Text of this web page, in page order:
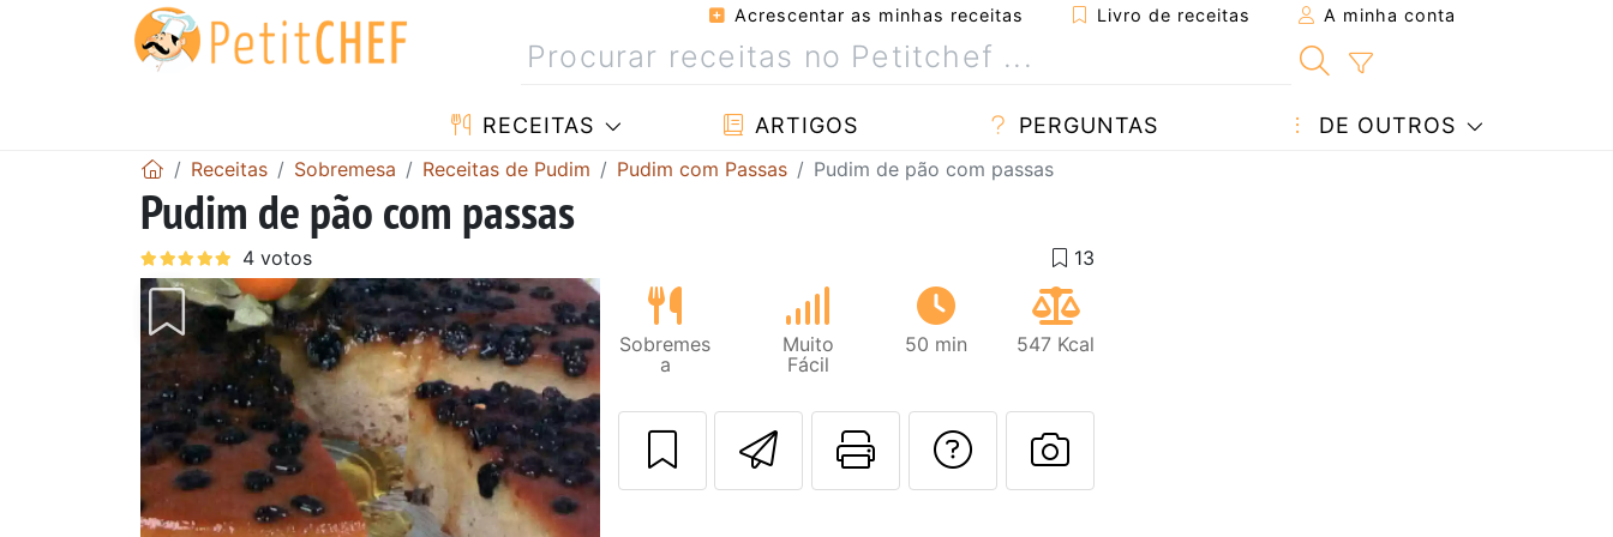
Acrescentar as minhas receitas Livro de receitas A minha conta
RECEITAS ARTIGOS PERGUNTAS DE OUTROS
Receitas Sobremesa Receitas de Pudim Pudim com Passas Pudim de pão com passas
Pudim de pão com passas
Sobremes
a
Muito
Fácil
50 min 547 Kcal
Enviar esta receita a um amigo
Imprima esta página
Falar com o autor da receita
Fez esta receita? Compartilhe